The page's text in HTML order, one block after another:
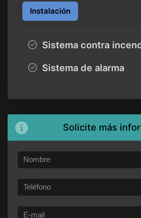
Instalación
Sistema contra
Sistema de alarma
Solicite más